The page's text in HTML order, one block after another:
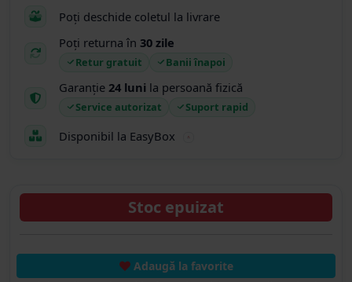
Poți deschide coletul la livrare
Poți returna în 30 zile
Retur gratuit Banii înapoi
Garanție 24 luni la persoană fizică
Service autorizat Suport rapid
Disponibil la EasyBox
Stoc epuizat
Adaugă la favorite